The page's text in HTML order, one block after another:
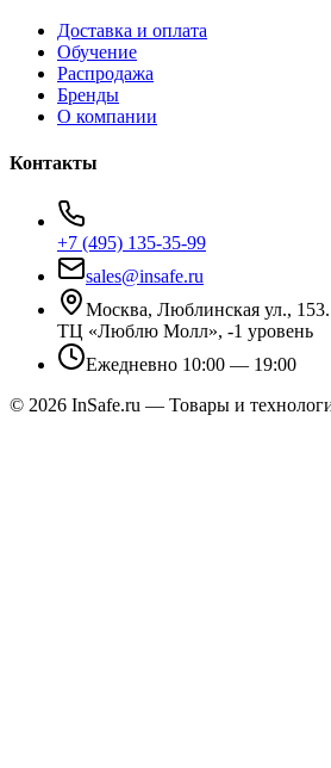
Доставка и оплата
Обучение
Распродажа
Бренды
О компании
Контакты
+7 (495) 135-35-99
sales@insafe.ru
Москва, Люблинская ул., 153.
ТЦ «Люблю Молл», -1 уровень
Ежедневно 10:00 — 19:00
© 2026 InSafe.ru — Товары и